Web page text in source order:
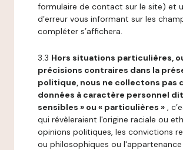
formulaire de contact sur le site) et
d’erreur vous informant sur les
compléter s’affichera.
3.3 Hors situations particulières,
précisions contraires dans la
politique, nous ne collectons pas
données à caractère personnel
sensibles » ou « particulières » ,
qui révèleraient l'origine raciale ou
opinions politiques, les convictions
ou philosophiques ou l'appartenance